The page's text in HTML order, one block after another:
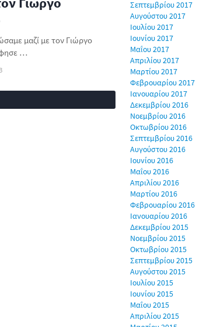
μαζί με τον Γιώργο
…
Σεπτεμβρίου 2017
Αυγούστου 2017
Ιουλίου 2017
Ιουνίου 2017
Μαΐου 2017
Απριλίου 2017
Μαρτίου 2017
Φεβρουαρίου 2017
Ιανουαρίου 2017
Δεκεμβρίου 2016
Νοεμβρίου 2016
Οκτωβρίου 2016
Σεπτεμβρίου 2016
Αυγούστου 2016
Ιουνίου 2016
Μαΐου 2016
Απριλίου 2016
Μαρτίου 2016
Φεβρουαρίου 2016
Ιανουαρίου 2016
Δεκεμβρίου 2015
Νοεμβρίου 2015
Οκτωβρίου 2015
Σεπτεμβρίου 2015
Αυγούστου 2015
Ιουλίου 2015
Ιουνίου 2015
Μαΐου 2015
Απριλίου 2015